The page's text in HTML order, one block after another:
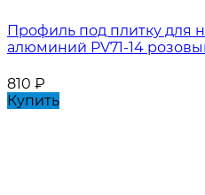
Профиль под плитку для
алюминий PV71-14
810 ₽
Купить